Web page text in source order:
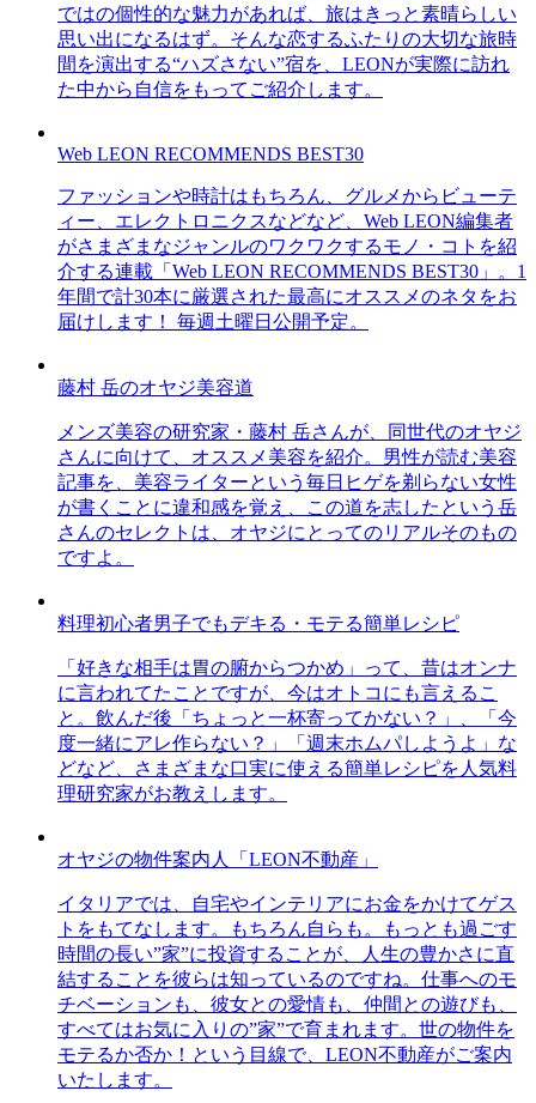
ではの個性的な魅力があれば、旅はきっと素晴らしい
思い出になるはず。そんな恋するふたりの大切な旅時
間を演出する“ハズさない”宿を、LEONが実際に訪れ
た中から自信をもってご紹介します。
Web LEON RECOMMENDS BEST30
ファッションや時計はもちろん、グルメからビューテ
ィー、エレクトロニクスなどなど、Web LEON編集者
がさまざまなジャンルのワクワクするモノ・コトを紹
介する連載「Web LEON RECOMMENDS BEST30」。1
年間で計30本に厳選された最高にオススメのネタをお
届けします！ 毎週土曜日公開予定。
藤村 岳のオヤジ美容道
メンズ美容の研究家・藤村 岳さんが、同世代のオヤジ
さんに向けて、オススメ美容を紹介。男性が読む美容
記事を、美容ライターという毎日ヒゲを剃らない女性
が書くことに違和感を覚え、この道を志したという岳
さんのセレクトは、オヤジにとってのリアルそのもの
ですよ。
料理初心者男子でもデキる・モテる簡単レシピ
「好きな相手は胃の腑からつかめ」って、昔はオンナ
に言われてたことですが、今はオトコにも言えるこ
と。飲んだ後「ちょっと一杯寄ってかない？」、「今
度一緒にアレ作らない？」「週末ホムパしようよ」な
どなど、さまざまな口実に使える簡単レシピを人気料
理研究家がお教えします。
オヤジの物件案内人「LEON不動産」
イタリアでは、自宅やインテリアにお金をかけてゲス
トをもてなします。もちろん自らも。もっとも過ごす
時間の長い”家”に投資することが、人生の豊かさに直
結することを彼らは知っているのですね。仕事へのモ
チベーションも、彼女との愛情も、仲間との遊びも、
すべてはお気に入りの”家”で育まれます。世の物件を
モテるか否か！という目線で、LEON不動産がご案内
いたします。